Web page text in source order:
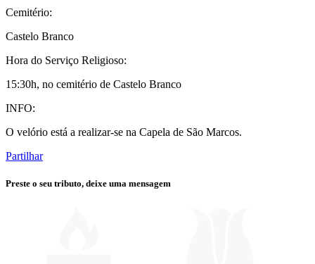
Cemitério:
Castelo Branco
Hora do Serviço Religioso:
15:30h, no cemitério de Castelo Branco
INFO:
O velório está a realizar-se na Capela de São Marcos.
Partilhar
Preste o seu tributo, deixe uma mensagem